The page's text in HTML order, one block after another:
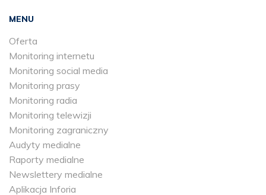
MENU
Oferta
Monitoring internetu
Monitoring social media
Monitoring prasy
Monitoring radia
Monitoring telewizji
Monitoring zagraniczny
Audyty medialne
Raporty medialne
Newslettery medialne
Aplikacja Inforia